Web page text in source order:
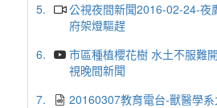
5.
公視夜間新聞2016-02-24-夜
府架燈驅趕
6.
市區種植櫻花樹 水土不服難
視晚間新聞
7.
20160307教育電台-獸醫學